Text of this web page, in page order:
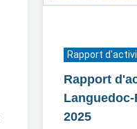
Rapport
Rapport
2025